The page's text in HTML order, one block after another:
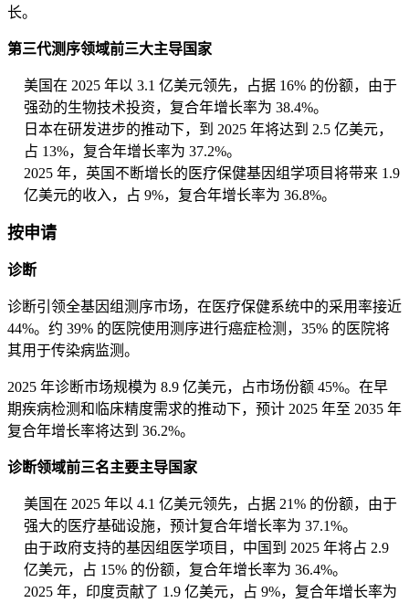
长。
第三代测序领域前三大主导国家
美国在 2025 年以 3.1 亿美元领先，占据 16% 的份额，由于
强劲的生物技术投资，复合年增长率为 38.4%。
日本在研发进步的推动下，到 2025 年将达到 2.5 亿美元，
占 13%，复合年增长率为 37.2%。
2025 年，英国不断增长的医疗保健基因组学项目将带来 1.9
亿美元的收入，占 9%，复合年增长率为 36.8%。
按申请
诊断
诊断引领全基因组测序市场，在医疗保健系统中的采用率接近
44%。约 39% 的医院使用测序进行癌症检测，35% 的医院将
其用于传染病监测。
2025 年诊断市场规模为 8.9 亿美元，占市场份额 45%。在早
期疾病检测和临床精度需求的推动下，预计 2025 年至 2035 年
复合年增长率将达到 36.2%。
诊断领域前三名主要主导国家
美国在 2025 年以 4.1 亿美元领先，占据 21% 的份额，由于
强大的医疗基础设施，预计复合年增长率为 37.1%。
由于政府支持的基因组医学项目，中国到 2025 年将占 2.9
亿美元，占 15% 的份额，复合年增长率为 36.4%。
2025 年，印度贡献了 1.9 亿美元，占 9%，复合年增长率为